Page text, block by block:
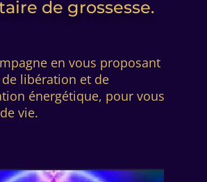
de grossesse.
en vous proposant
de libération et de
énergétique, pour vous
vie.